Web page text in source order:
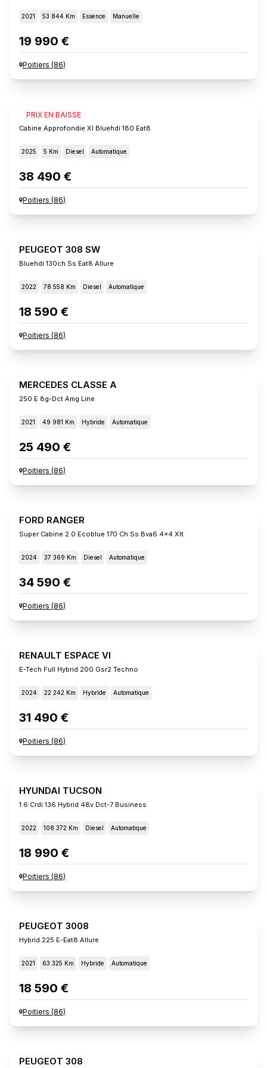
2021 53 844 Km Essence Manuelle
19 990 €
Poitiers (86)
PRIX EN BAISSE
FIAT SCUDO
Cabine Approfondie Xl Bluehdi 180 Eat8
2025 5 Km Diesel Automatique
38 490 €
Poitiers (86)
PEUGEOT 308 SW
Bluehdi 130ch Ss Eat8 Allure
2022 78 558 Km Diesel Automatique
18 590 €
Poitiers (86)
MERCEDES CLASSE A
250 E 8g-Dct Amg Line
2021 49 981 Km Hybride Automatique
25 490 €
Poitiers (86)
FORD RANGER
Super Cabine 2.0 Ecoblue 170 Ch Ss Bva6 4x4 Xlt
2024 37 369 Km Diesel Automatique
34 590 €
Poitiers (86)
RENAULT ESPACE VI
E-Tech Full Hybrid 200 Gsr2 Techno
2024 22 242 Km Hybride Automatique
31 490 €
Poitiers (86)
HYUNDAI TUCSON
1.6 Crdi 136 Hybrid 48v Dct-7 Business
2022 108 372 Km Diesel Automatique
18 990 €
Poitiers (86)
PEUGEOT 3008
Hybrid 225 E-Eat8 Allure
2021 63 325 Km Hybride Automatique
18 590 €
Poitiers (86)
PEUGEOT 308